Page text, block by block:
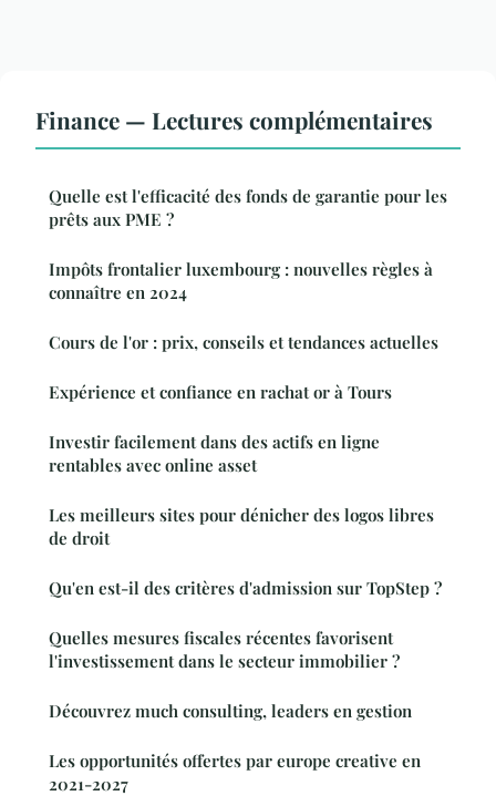
Finance — Lectures complémentaires
Quelle est l'efficacité des fonds de garantie pour les
prêts aux PME ?
Impôts frontalier luxembourg : nouvelles règles à
connaître en 2024
Cours de l'or : prix, conseils et tendances actuelles
Expérience et confiance en rachat or à Tours
Investir facilement dans des actifs en ligne
rentables avec online asset
Les meilleurs sites pour dénicher des logos libres
de droit
Qu'en est-il des critères d'admission sur TopStep ?
Quelles mesures fiscales récentes favorisent
l'investissement dans le secteur immobilier ?
Découvrez much consulting, leaders en gestion
Les opportunités offertes par europe creative en
2021-2027